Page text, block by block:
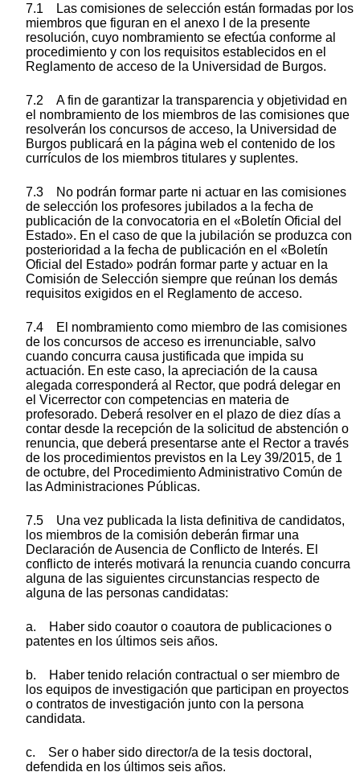
7.1 Las comisiones de selección están formadas por los
miembros que figuran en el anexo I de la presente
resolución, cuyo nombramiento se efectúa conforme al
procedimiento y con los requisitos establecidos en el
Reglamento de acceso de la Universidad de Burgos.
7.2 A fin de garantizar la transparencia y objetividad en
el nombramiento de los miembros de las comisiones que
resolverán los concursos de acceso, la Universidad de
Burgos publicará en la página web el contenido de los
currículos de los miembros titulares y suplentes.
7.3 No podrán formar parte ni actuar en las comisiones
de selección los profesores jubilados a la fecha de
publicación de la convocatoria en el «Boletín Oficial del
Estado». En el caso de que la jubilación se produzca con
posterioridad a la fecha de publicación en el «Boletín
Oficial del Estado» podrán formar parte y actuar en la
Comisión de Selección siempre que reúnan los demás
requisitos exigidos en el Reglamento de acceso.
7.4 El nombramiento como miembro de las comisiones
de los concursos de acceso es irrenunciable, salvo
cuando concurra causa justificada que impida su
actuación. En este caso, la apreciación de la causa
alegada corresponderá al Rector, que podrá delegar en
el Vicerrector con competencias en materia de
profesorado. Deberá resolver en el plazo de diez días a
contar desde la recepción de la solicitud de abstención o
renuncia, que deberá presentarse ante el Rector a través
de los procedimientos previstos en la Ley 39/2015, de 1
de octubre, del Procedimiento Administrativo Común de
las Administraciones Públicas.
7.5 Una vez publicada la lista definitiva de candidatos,
los miembros de la comisión deberán firmar una
Declaración de Ausencia de Conflicto de Interés. El
conflicto de interés motivará la renuncia cuando concurra
alguna de las siguientes circunstancias respecto de
alguna de las personas candidatas:
a. Haber sido coautor o coautora de publicaciones o
patentes en los últimos seis años.
b. Haber tenido relación contractual o ser miembro de
los equipos de investigación que participan en proyectos
o contratos de investigación junto con la persona
candidata.
c. Ser o haber sido director/a de la tesis doctoral,
defendida en los últimos seis años.